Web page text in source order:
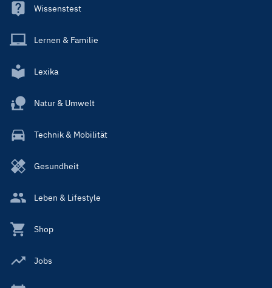
Wissenstest
Lernen & Familie
Lexika
Natur & Umwelt
Technik & Mobilität
Gesundheit
Leben & Lifestyle
Shop
Jobs